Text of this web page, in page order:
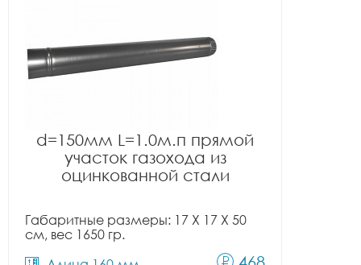
d=150мм L=1.0м.п прямой
участок газохода из
оцинкованной стали
Габаритные размеры: 17 X 17 X 50
см, вес 1650 гр.
468